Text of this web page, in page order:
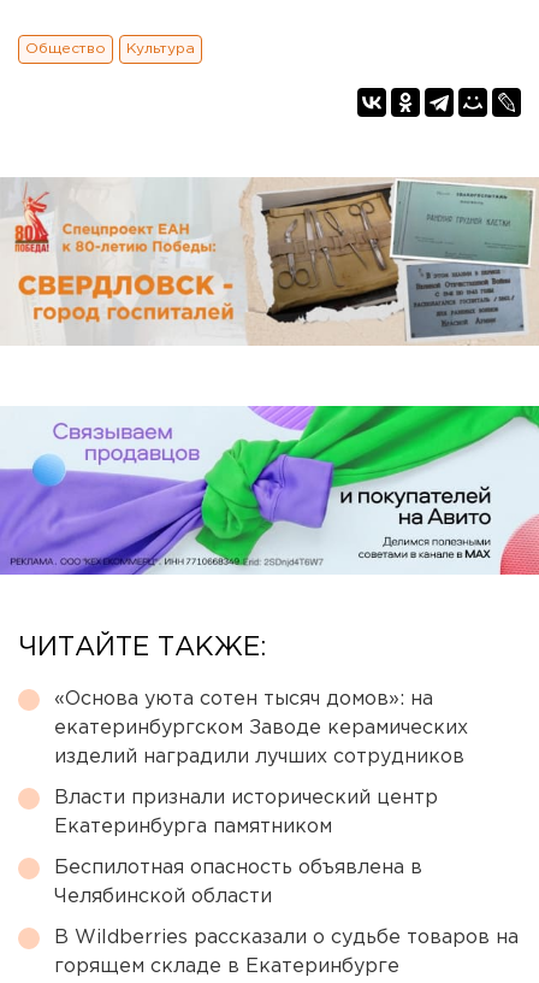
Общество Культура
ЧИТАЙТЕ ТАКЖЕ:
«Основа уюта сотен тысяч домов»: на
екатеринбургском Заводе керамических
изделий наградили лучших сотрудников
Власти признали исторический центр
Екатеринбурга памятником
Беспилотная опасность объявлена в
Челябинской области
В Wildberries рассказали о судьбе товаров на
горящем складе в Екатеринбурге